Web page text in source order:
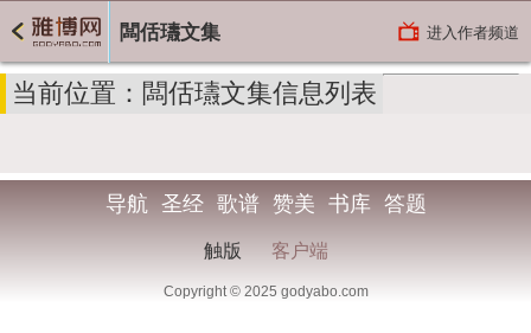
闆佸瓙文集 进入作者频道
当前位置：闆佸瓙文集信息列表
导航 圣经 歌谱 赞美 书库 答题
触版 客户端
Copyright © 2025 godyabo.com